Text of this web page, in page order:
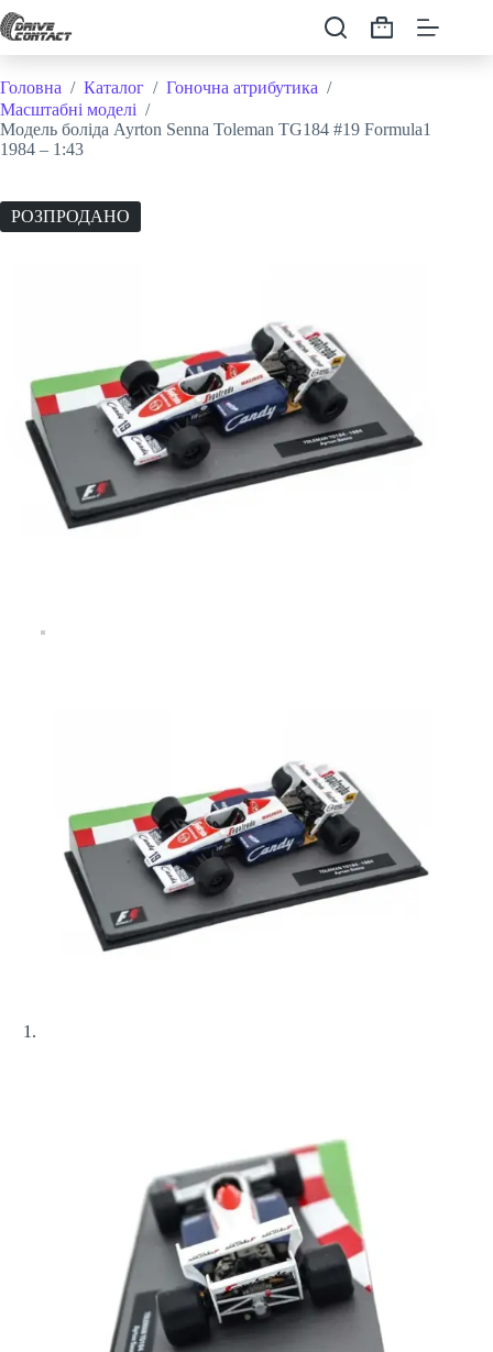
Перейти
до
Кошик
Головна / Каталог / Гоночна атрибутика /
Масштабні моделі /
Модель боліда Ayrton Senna Toleman TG184 #19 Formula1
1984 – 1:43
РОЗПРОДАНО